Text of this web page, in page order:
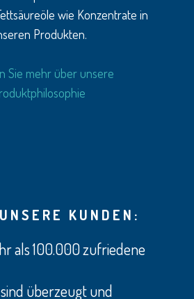
wie Konzentrate in
Produkten.
Sie mehr über unsere
KUNDEN:
als 100.000 zufriedene
überzeugt und